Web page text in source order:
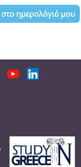
ημερολόγιό μου